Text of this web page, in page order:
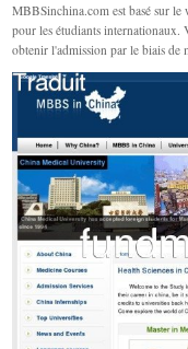
MBBSinchina.com est basé sur
pour les étudiants internationaux.
obtenir l'admission par le biais de